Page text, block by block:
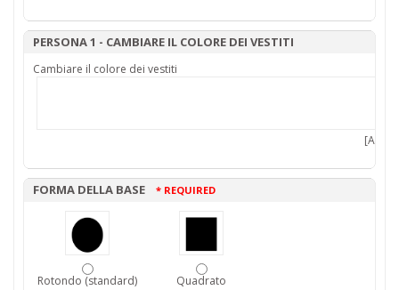
PERSONA 1 - CAMBIARE IL COLORE DEI VESTITI
Cambiare il colore dei vestiti
[Add
FORMA DELLA BASE * REQUIRED
Rotondo (standard)
Quadrato